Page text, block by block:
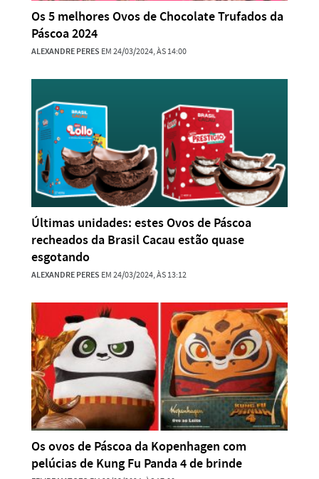
Os 5 melhores Ovos de Chocolate Trufados da
Páscoa 2024
ALEXANDRE PERES EM 24/03/2024, ÀS 14:00
Últimas unidades: estes Ovos de Páscoa
recheados da Brasil Cacau estão quase
esgotando
ALEXANDRE PERES EM 24/03/2024, ÀS 13:12
Os ovos de Páscoa da Kopenhagen com
pelúcias de Kung Fu Panda 4 de brinde